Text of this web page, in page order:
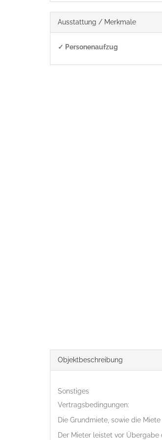
Ausstattung / Merkmale
✓ Personenaufzug
Objekt­beschreibung
Sonstiges
Vertragsbedingungen:
Die Grundmiete, sowie die
Der Mieter leistet vor Übergabe